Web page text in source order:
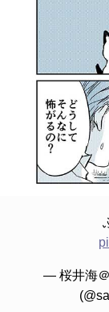
— 桜井海＠